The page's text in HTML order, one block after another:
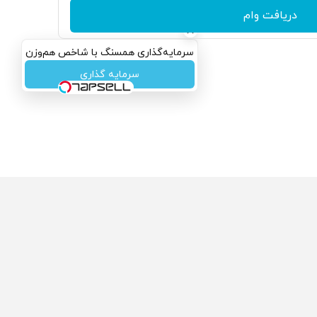
سرمایه‌گذاری همسنگ با شاخص هم‌وزن
سرمایه گذاری
دریافت وام